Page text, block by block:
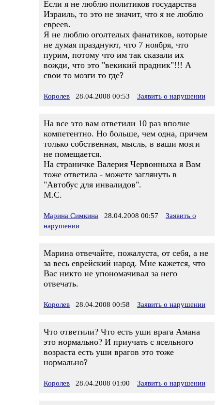
Если я не люблю политиков государства
Израиль, то это не значит, что я не люблю
евреев.
Я не люблю оголтелых фанатиков, которые
не думая празднуют, что 7 ноября, что
пурим, потому что им так сказали их
вожди, что это "векикий прадник"!!! А
свои то мозги то где?
Королев 28.04.2008 00:53 Заявить о нарушении
На все это вам ответили 10 раз вполне
компетентно. Но больше, чем одна, причем
только собственная, мысль, в ваши мозги
не помещается.
На страничке Валерия Червонныха я Вам
тоже ответила - можете заглянуть в
"Автобус для инвалидов".
М.С.
Марина Симкина 28.04.2008 00:57
Заявить о
нарушении
Марина отвечайте, пожалуста, от себя, а не
за весь еврейский народ. Мне кажется, что
Вас никто не упономачивал за него
отвечать.
Королев 28.04.2008 00:58 Заявить о нарушении
Что ответили? Что есть уши врага Амана
это нормально? И приучать с ясельного
возраста есть уши врагов это тоже
нормально?
Королев 28.04.2008 01:00 Заявить о нарушении